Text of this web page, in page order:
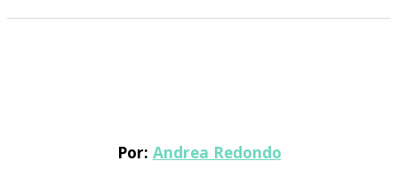
Por: Andrea Redondo